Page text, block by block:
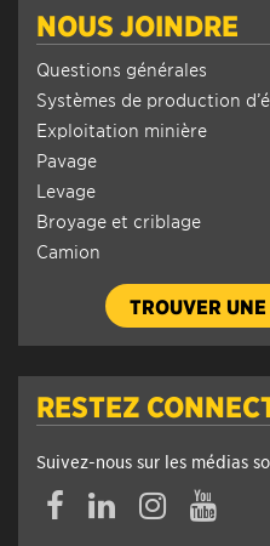
NOUS JOINDRE
Questions générales
Systèmes de production
Exploitation minière
Pavage
Levage
Broyage et criblage
Camion
TROUVER
RESTEZ
Suivez-nous sur les médias